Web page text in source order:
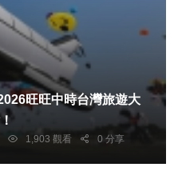
旺旺中時台灣旅遊大
1,903 觀看 0 分享